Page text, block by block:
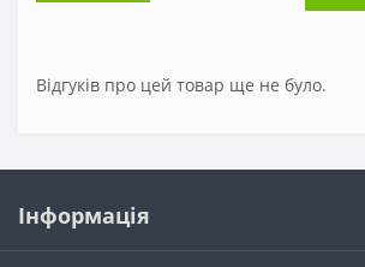
Відгуків про цей товар ще не було.
Інформація